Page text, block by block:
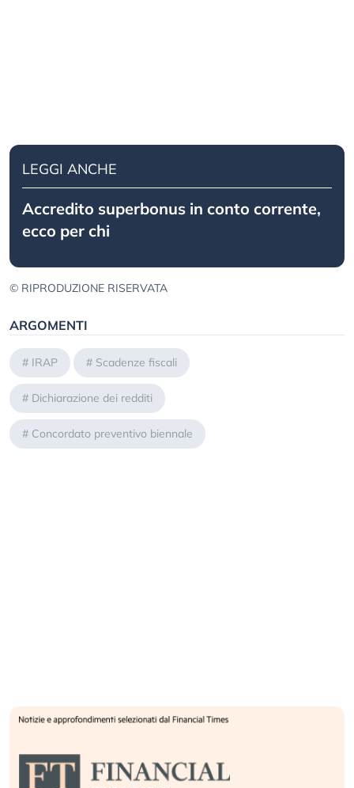
LEGGI ANCHE
Accredito superbonus in conto corrente,
ecco per chi
© RIPRODUZIONE RISERVATA
ARGOMENTI
# IRAP # Scadenze fiscali
# Dichiarazione dei redditi
# Concordato preventivo biennale